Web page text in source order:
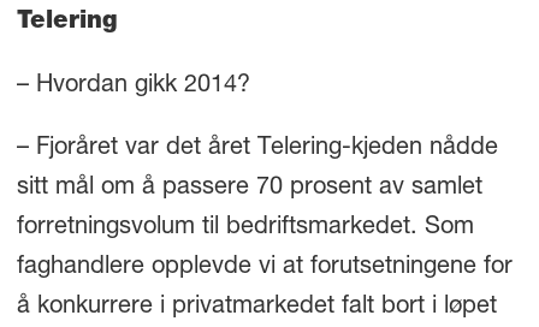
Telering
– Hvordan gikk 2014?
– Fjoråret var det året Telering-kjeden nådde
sitt mål om å passere 70 prosent av samlet
forretningsvolum til bedriftsmarkedet. Som
faghandlere opplevde vi at forutsetningene for
å konkurrere i privatmarkedet falt bort i løpet